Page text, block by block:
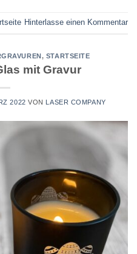
Hinterlasse einen Kommentar
, STARTSEITE
mit Gravur
2022 VON LASER COMPANY